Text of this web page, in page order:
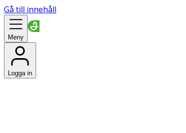
Gå till innehåll
Meny
Logga in